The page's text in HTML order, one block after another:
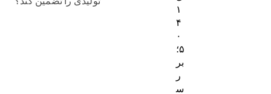
۱
۴
۰
۵؛
بر
ر
س